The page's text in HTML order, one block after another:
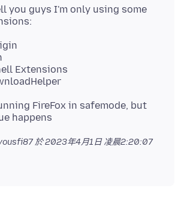
you guys I'm only using some
Extensions
FireFox in safemode, but
於2023年4月1日 凌晨2:20:07